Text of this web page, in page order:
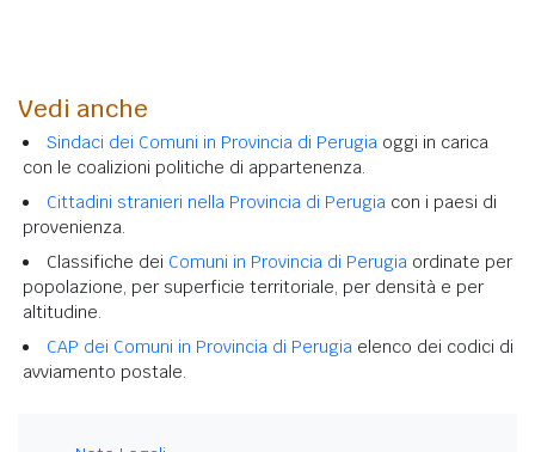
Vedi anche
Sindaci dei Comuni in Provincia di Perugia oggi in carica
con le coalizioni politiche di appartenenza.
Cittadini stranieri nella Provincia di Perugia con i paesi di
provenienza.
Classifiche dei Comuni in Provincia di Perugia ordinate per
popolazione, per superficie territoriale, per densità e per
altitudine.
CAP dei Comuni in Provincia di Perugia elenco dei codici di
avviamento postale.